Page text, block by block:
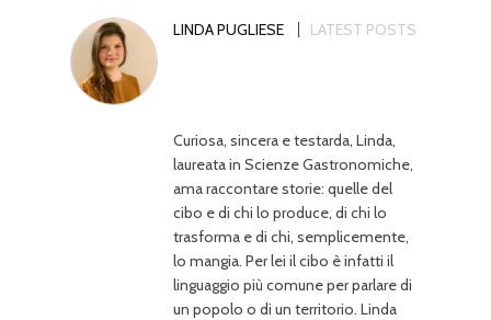
LINDA PUGLIESE LATEST POSTS
Curiosa, sincera e testarda, Linda,
laureata in Scienze Gastronomiche,
ama raccontare storie: quelle del
cibo e di chi lo produce, di chi lo
trasforma e di chi, semplicemente,
lo mangia. Per lei il cibo è infatti il
linguaggio più comune per parlare di
un popolo o di un territorio. Linda